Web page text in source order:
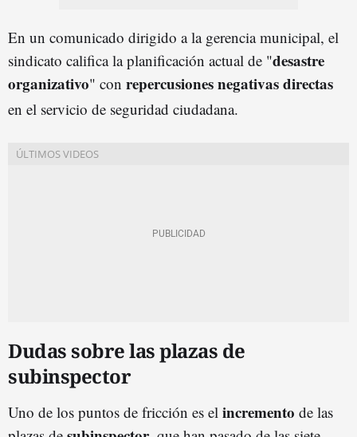
En un comunicado dirigido a la gerencia municipal, el
sindicato califica la planificación actual de "desastre
organizativo" con repercusiones negativas directas
en el servicio de seguridad ciudadana.
Dudas sobre las plazas de
subinspector
Uno de los puntos de fricción es el incremento de las